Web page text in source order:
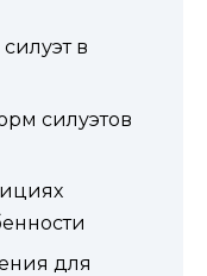
в
силуэтов
для